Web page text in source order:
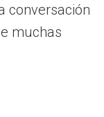
conversación
muchas